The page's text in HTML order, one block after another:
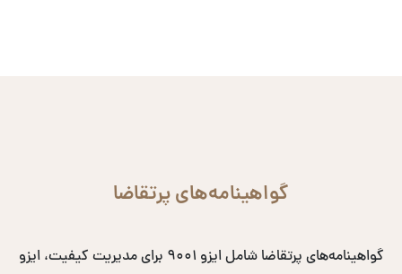
گواهینامه‌های پرتقاضا
گواهینامه‌های پرتقاضا شامل ایزو ۹۰۰۱ برای مدیریت کیفیت، ایزو